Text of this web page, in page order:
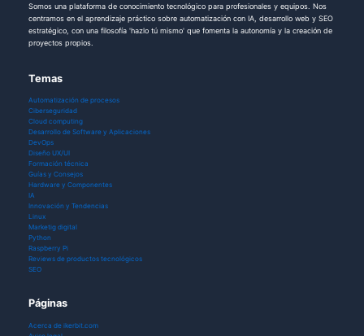
Somos una plataforma de conocimiento tecnológico para profesionales y equipos. Nos
centramos en el aprendizaje práctico sobre automatización con IA, desarrollo web y SEO
estratégico, con una filosofía 'hazlo tú mismo' que fomenta la autonomía y la creación de
proyectos propios.
Temas
Automatización de procesos
Ciberseguridad
Cloud computing
Desarrollo de Software y Aplicaciones
DevOps
Diseño UX/UI
Formación técnica
Guías y Consejos
Hardware y Componentes
IA
Innovación y Tendencias
Linux
Marketig digital
Python
Raspberry Pi
Reviews de productos tecnológicos
SEO
Páginas
Acerca de ikerbit.com